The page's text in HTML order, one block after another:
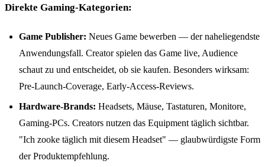
Direkte Gaming-Kategorien:
Game Publisher: Neues Game bewerben — der naheliegendste
Anwendungsfall. Creator spielen das Game live, Audience
schaut zu und entscheidet, ob sie kaufen. Besonders wirksam:
Pre-Launch-Coverage, Early-Access-Reviews.
Hardware-Brands: Headsets, Mäuse, Tastaturen, Monitore,
Gaming-PCs. Creators nutzen das Equipment täglich sichtbar.
"Ich zooke täglich mit diesem Headset" — glaubwürdigste Form
der Produktempfehlung.